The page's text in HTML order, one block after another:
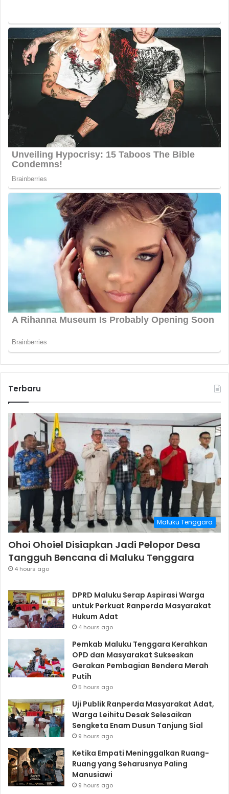
Terbaru
Maluku Tenggara
Ohoi Ohoiel Disiapkan Jadi Pelopor Desa
Tangguh Bencana di Maluku Tenggara
4 hours ago
DPRD Maluku Serap Aspirasi Warga
untuk Perkuat Ranperda Masyarakat
Hukum Adat
4 hours ago
Pemkab Maluku Tenggara Kerahkan
OPD dan Masyarakat Sukseskan
Gerakan Pembagian Bendera Merah
Putih
5 hours ago
Uji Publik Ranperda Masyarakat Adat,
Warga Leihitu Desak Selesaikan
Sengketa Enam Dusun Tanjung Sial
9 hours ago
Ketika Empati Meninggalkan Ruang-
Ruang yang Seharusnya Paling
Manusiawi
9 hours ago